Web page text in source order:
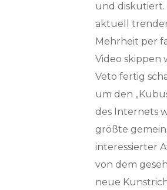
und
aktuell
Mehrheit per
Video skippen
Veto fertig
um den
des Internets
größte
interessierter
von dem
neue